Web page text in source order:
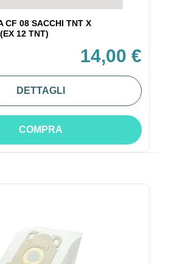
CF 08 SACCHI TNT X
12 TNT)
14,00 €
DETTAGLI
COMPRA